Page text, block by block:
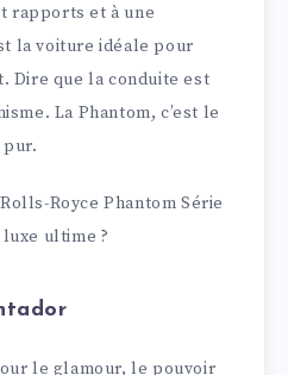
rapports et à une
la voiture idéale pour
Dire que la conduite est
La Phantom, c’est le
pur.
Royce Phantom Série
ultime ?
le glamour, le pouvoir